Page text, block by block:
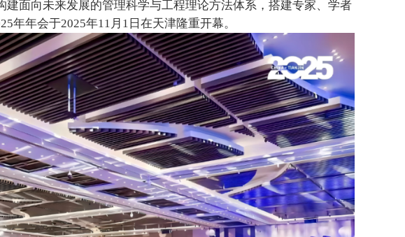
建面向未来发展的管理科学与工程理论方法体系， 搭建专家、学者
年年会于2025年11月1日在天津隆重开幕。